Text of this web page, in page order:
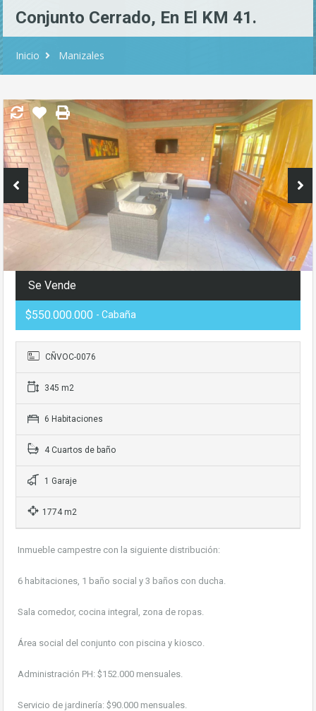
Conjunto Cerrado, En El KM 41.
Inicio Manizales
Se Vende
$550.000.000 - Cabaña
CÑVOC-0076
345 m2
6 Habitaciones
4 Cuartos de baño
1 Garaje
1774 m2
Inmueble campestre con la siguiente distribución:
6 habitaciones, 1 baño social y 3 baños con ducha.
Sala comedor, cocina integral, zona de ropas.
Área social del conjunto con piscina y kiosco.
Administración PH: $152.000 mensuales.
Servicio de jardinería: $90.000 mensuales.